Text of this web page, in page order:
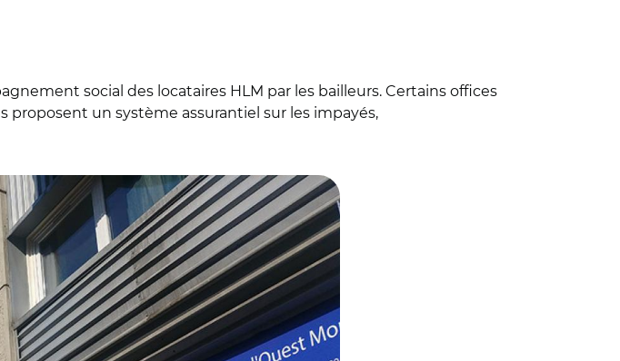
social des locataires HLM par les bailleurs. Certains offices
un système assurantiel sur les impayés,